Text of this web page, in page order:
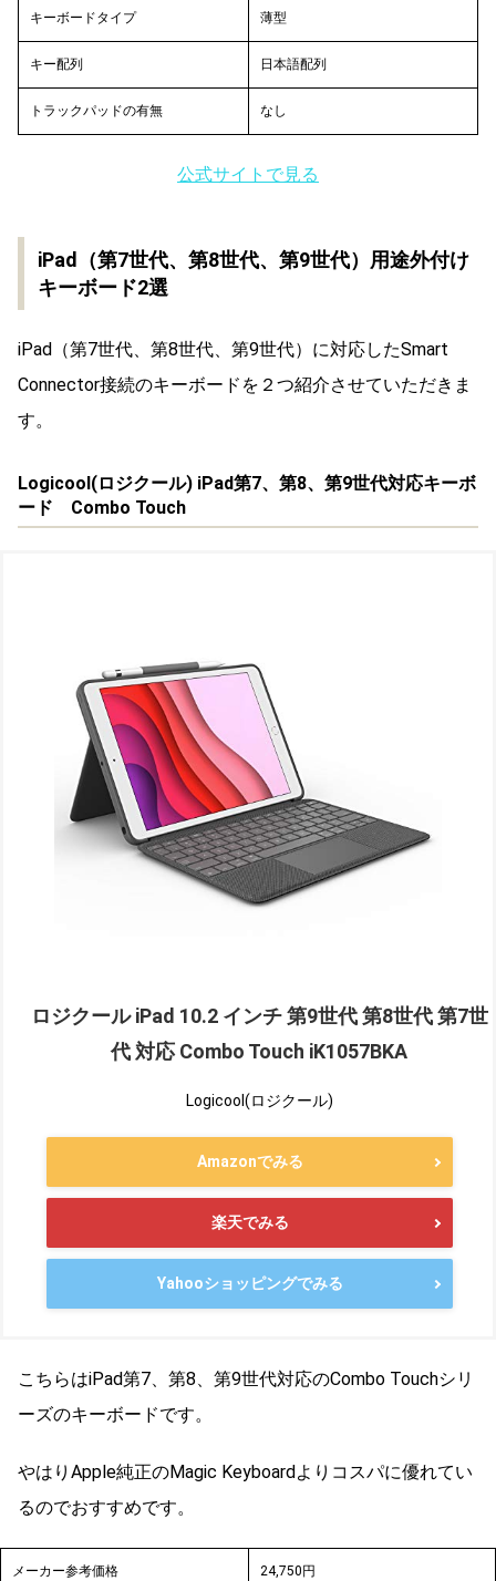
キーボードタイプ 薄型
キー配列 日本語配列
トラックパッドの有無 なし
公式サイトで見る
iPad（第7世代、第8世代、第9世代）用途外付け
キーボード2選
iPad（第7世代、第8世代、第9世代）に対応したSmart
Connector接続のキーボードを２つ紹介させていただきま
す。
Logicool(ロジクール) iPad第7、第8、第9世代対応キーボ
ード Combo Touch
ロジクール iPad 10.2 インチ 第9世代 第8世代 第7世
代 対応 Combo Touch iK1057BKA
Logicool(ロジクール)
Amazonでみる
楽天でみる
Yahooショッピングでみる
こちらはiPad第7、第8、第9世代対応のCombo Touchシリ
ーズのキーボードです。
やはりApple純正のMagic Keyboardよりコスパに優れてい
るのでおすすめです。
メーカー参考価格 24,750円